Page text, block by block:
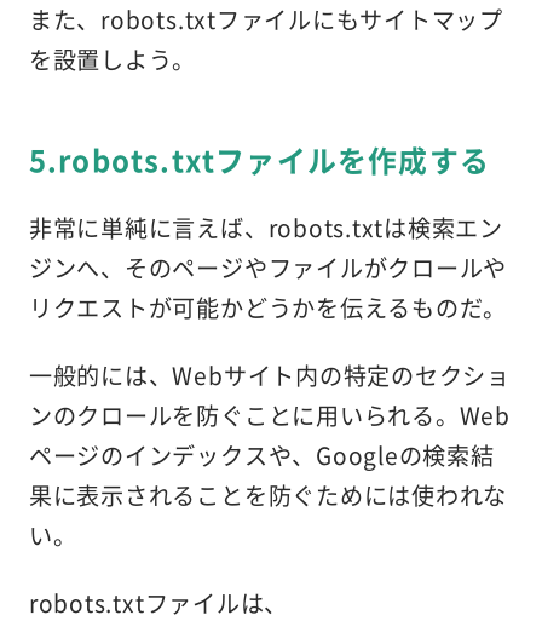
また、robots.txtファイルにもサイトマップ
を設置しよう。
5.robots.txtファイルを作成する
非常に単純に言えば、robots.txtは検索エン
ジンへ、そのページやファイルがクロールや
リクエストが可能かどうかを伝えるものだ。
一般的には、Webサイト内の特定のセクショ
ンのクロールを防ぐことに用いられる。Web
ページのインデックスや、Googleの検索結
果に表示されることを防ぐためには使われな
い。
robots.txtファイルは、